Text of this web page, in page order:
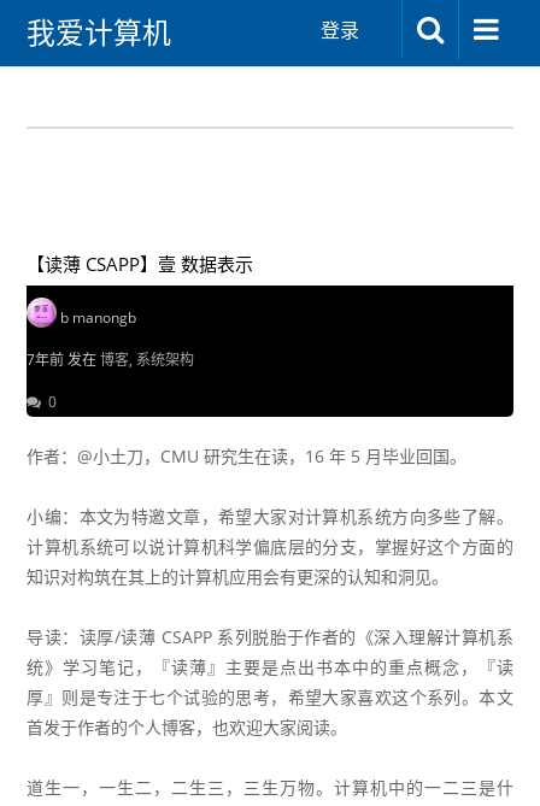
我爱计算机 登录
【读薄 CSAPP】壹 数据表示
b manongb
7年前 发在博客, 系统架构
0
作者： @小土刀，CMU 研究生在读，16 年 5 月毕业回国。
小编：本文为特邀文章，希望大家对计算机系统方向多些了解。
计算机系统可以说计算机科学偏底层的分支，掌握好这个方面的
知识对构筑在其上的计算机应用会有更深的认知和洞见。
导读：读厚/读薄 CSAPP 系列脱胎于作者的《深入理解计算机系
统》学习笔记，『读薄』主要是点出书本中的重点概念，『读
厚』则是专注于七个试验的思考，希望大家喜欢这个系列。本文
首发于作者的个人博客，也欢迎大家阅读。
道生一，一生二，二生三，三生万物。计算机中的一二三是什